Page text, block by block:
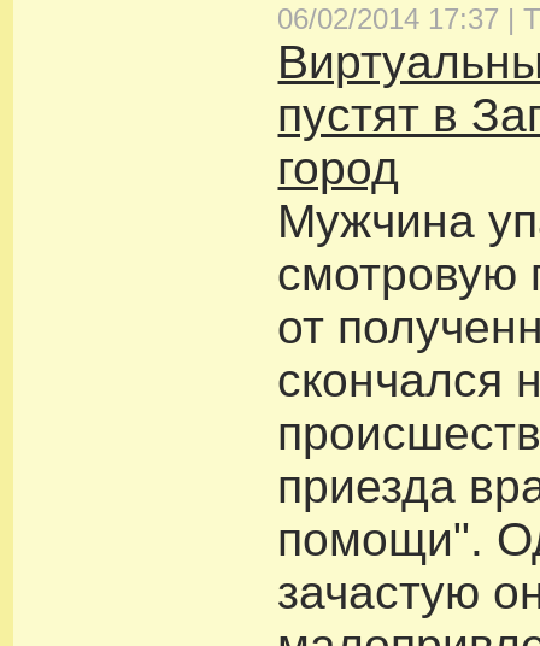
06/02/2014 17:37 |
пустят в
город
Мужчина
смотровую
от
скончался
приезда
помощи".
зачастую